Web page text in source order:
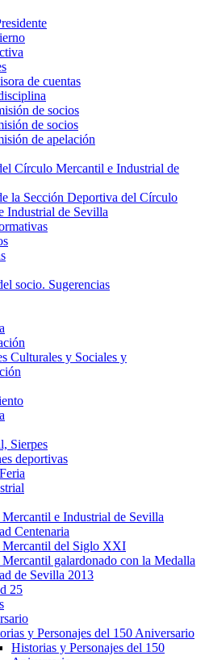
de cuentas
de socios
de socios
de apelación
Círculo Mercantil e Industrial de
la Sección Deportiva del Círculo
Industrial de Sevilla
socio. Sugerencias
Culturales y Sociales y
Sierpes
deportivas
e Industrial de Sevilla
Centenaria
del Siglo XXI
galardonado con la Medalla
de Sevilla 2013
25
y Personajes del 150 Aniversario
Historias y Personajes del 150